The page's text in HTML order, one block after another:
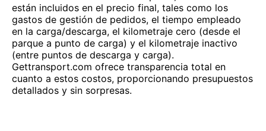
están incluidos en el precio final, tales como los
gastos de gestión de pedidos, el tiempo empleado
en la carga/descarga, el kilometraje cero (desde el
parque a punto de carga) y el kilometraje inactivo
(entre puntos de descarga y carga).
Gettransport.com ofrece transparencia total en
cuanto a estos costos, proporcionando presupuestos
detallados y sin sorpresas.